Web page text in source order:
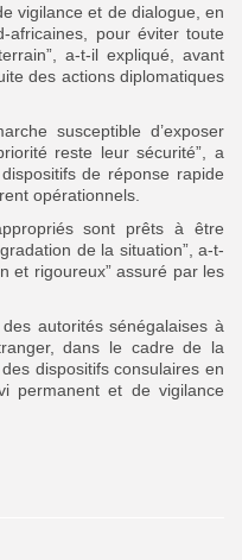
vigilance et de dialogue, en
africaines, pour éviter toute
a-t-il expliqué, avant
des actions diplomatiques
susceptible d’exposer
reste leur sécurité”, a
de réponse rapide
opérationnels.
sont prêts à être
de la situation”, a-t-
et rigoureux” assuré par les
autorités sénégalaises à
dans le cadre de la
dispositifs consulaires en
permanent et de vigilance